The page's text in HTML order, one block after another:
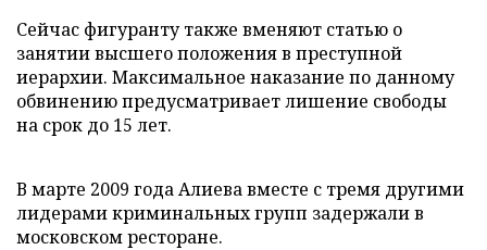
Сейчас фигуранту также вменяют статью о
занятии высшего положения в преступной
иерархии. Максимальное наказание по данному
обвинению предусматривает лишение свободы
на срок до 15 лет.
В марте 2009 года Алиева вместе с тремя другими
лидерами криминальных групп задержали в
московском ресторане.